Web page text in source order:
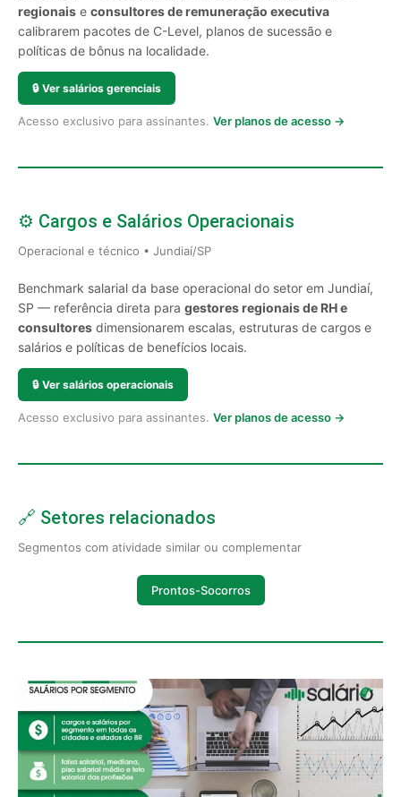
regionais e consultores de remuneração executiva
calibrarem pacotes de C-Level, planos de sucessão e
políticas de bônus na localidade.
🔒 Ver salários gerenciais
Acesso exclusivo para assinantes. Ver planos de acesso →
⚙️ Cargos e Salários Operacionais
Operacional e técnico • Jundiaí/SP
Benchmark salarial da base operacional do setor em Jundiaí,
SP — referência direta para gestores regionais de RH e
consultores dimensionarem escalas, estruturas de cargos e
salários e políticas de benefícios locais.
🔒 Ver salários operacionais
Acesso exclusivo para assinantes. Ver planos de acesso →
🔗 Setores relacionados
Segmentos com atividade similar ou complementar
Prontos-Socorros